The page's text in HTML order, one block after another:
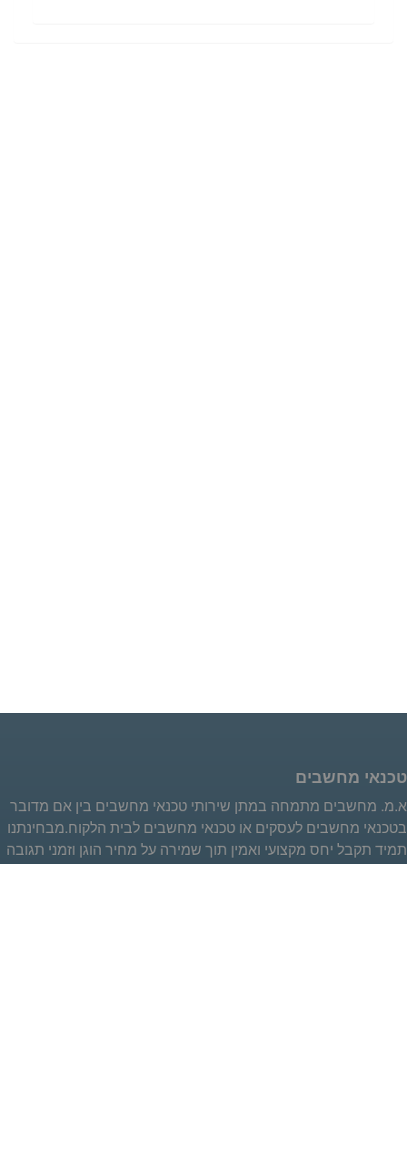
טכנאי מחשבים
א.מ. מחשבים מתמחה במתן שירותי טכנאי מחשבים בין אם מדובר
בטכנאי מחשבים לעסקים או טכנאי מחשבים לבית הלקוח.מבחינתנו
תמיד תקבל יחס מקצועי ואמין תוך שמירה על מחיר הוגן וזמני תגובה
מהירים.אנו מתמחים במתן פתרונות טכנאי מחשבים לכל הצרכים